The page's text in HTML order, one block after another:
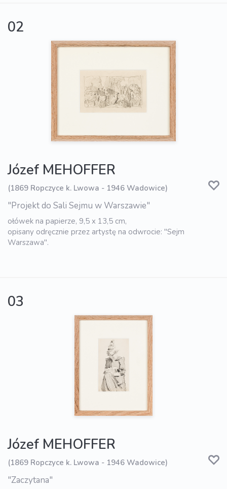
02
Józef MEHOFFER
(1869 Ropczyce k. Lwowa - 1946 Wadowice)
"Projekt do Sali Sejmu w Warszawie"
ołówek na papierze, 9,5 x 13,5 cm,
opisany odręcznie przez artystę na odwrocie: "Sejm
Warszawa".
03
Józef MEHOFFER
(1869 Ropczyce k. Lwowa - 1946 Wadowice)
"Zaczytana"